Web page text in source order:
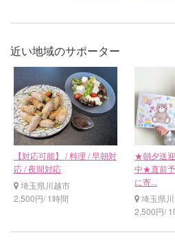
近い地域のサポーター
【対応可能】 / 料理 / 早朝対
応 / 夜間対応
埼玉県川越市
2,500円/ 1時間
★朝夕送
中★直前
に寄...
埼玉県
2,500円/ 1